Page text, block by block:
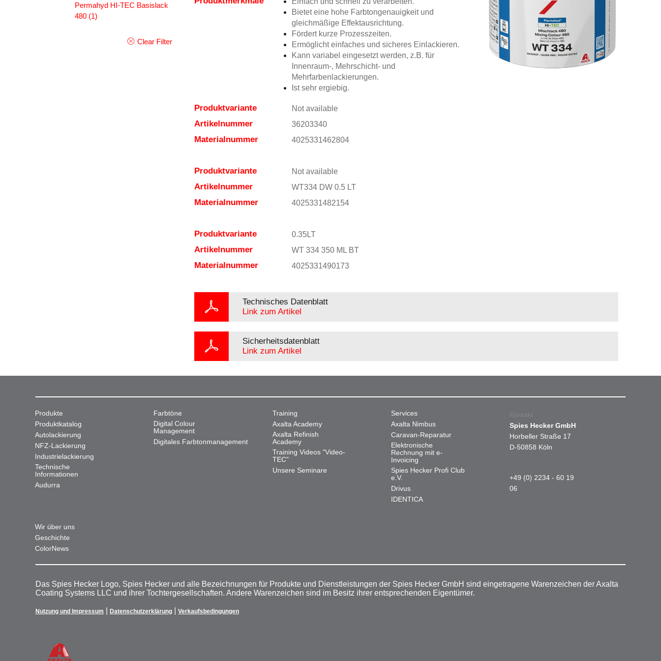
Permahyd HI-TEC Basislack
480 (1)
Clear Filter
Bietet eine hohe Farbtongenauigkeit und
gleichmäßige Effektausrichtung.
Fördert kurze Prozesszeiten.
Ermöglicht einfaches und sicheres Einlackieren.
Kann variabel eingesetzt werden, z.B. für
Innenraum-, Mehrschicht- und
Mehrfarbenlackierungen.
Ist sehr ergiebig.
Produktvariante Not available
Artikelnummer 36203340
Materialnummer 4025331462804
Produktvariante Not available
Artikelnummer WT334 DW 0.5 LT
Materialnummer 4025331482154
Produktvariante 0.35LT
Artikelnummer WT 334 350 ML BT
Materialnummer 4025331490173
Technisches Datenblatt
Link zum Artikel
Sicherheitsdatenblatt
Link zum Artikel
Produkte
Produktkatalog
Autolackierung
NFZ-Lackierung
Industrielackierung
Technische
Informationen
Audurra
Farbtöne
Digital Colour
Management
Digitales Farbtonmanagement
Training
Axalta Academy
Axalta Refinish
Academy
Training Videos "Video-
TEC"
Unsere Seminare
Services
Axalta Nimbus
Caravan-Reparatur
Elektronische
Rechnung mit e-
Invoicing
Spies Hecker Profi Club
e.V.
Drivus
IDENTICA
Wir über uns
Geschichte
ColorNews
Kontakt
Spies Hecker GmbH
Horbeller Straße 17
D-50858 Köln
+49 (0) 2234 - 60 19
06
Das Spies Hecker Logo, Spies Hecker und alle Bezeichnungen für Produkte und Dienstleistungen der Spies Hecker GmbH sind eingetragene Warenzeichen der Axalta
Coating Systems LLC und ihrer Tochtergesellschaften. Andere Warenzeichen sind im Besitz ihrer entsprechenden Eigentümer.
Nutzung und Impressum Datenschutzerklärung Verkaufsbedingungen